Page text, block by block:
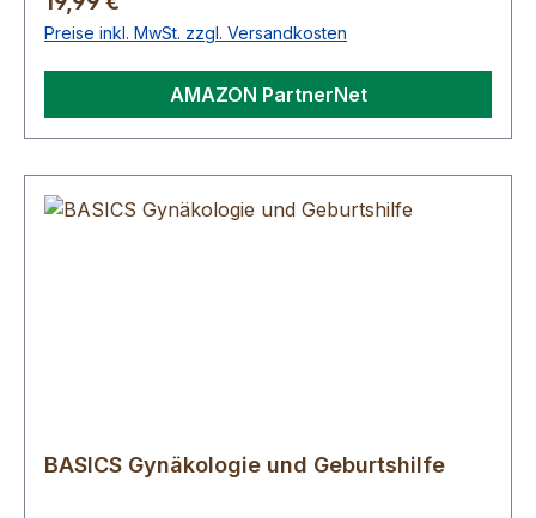
Preise inkl. MwSt. zzgl. Versandkosten
AMAZON PartnerNet
BASICS Gynäkologie und Geburtshilfe